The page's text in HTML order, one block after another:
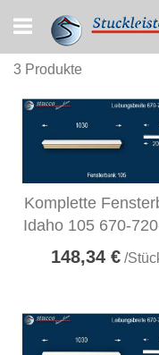
to
Content
3 Produkte
Komplette
Idaho 105 670-
148,34 €/